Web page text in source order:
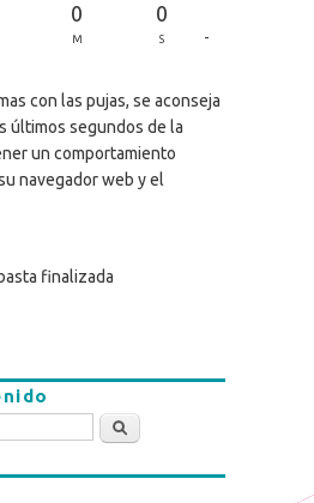
0
M
0
S -
con las pujas, se aconseja
últimos segundos de la
un comportamiento
navegador web y el
finalizada
Buscar